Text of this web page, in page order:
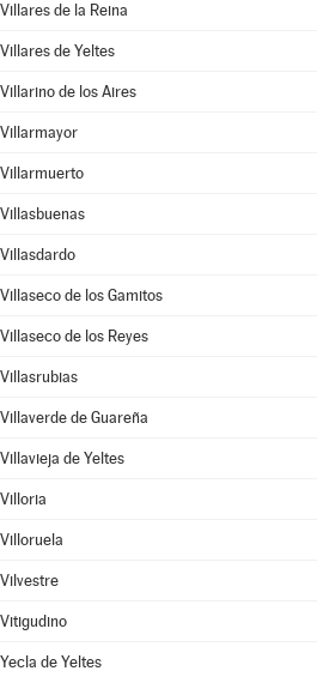
Villares de la Reina
Villares de Yeltes
Villarino de los Aires
Villarmayor
Villarmuerto
Villasbuenas
Villasdardo
Villaseco de los Gamitos
Villaseco de los Reyes
Villasrubias
Villaverde de Guareña
Villavieja de Yeltes
Villoria
Villoruela
Vilvestre
Vitigudino
Yecla de Yeltes